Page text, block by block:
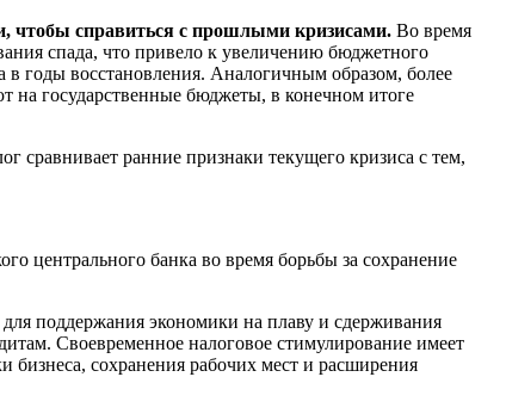
чтобы справиться с прошлыми кризисами. Во время
спада, что привело к увеличению бюджетного
годы восстановления. Аналогичным образом, более
на государственные бюджеты, в конечном итоге
сравнивает ранние признаки текущего кризиса с тем,
центрального банка во время борьбы за сохранение
поддержания экономики на плаву и сдерживания
Своевременное налоговое стимулирование имеет
бизнеса, сохранения рабочих мест и расширения